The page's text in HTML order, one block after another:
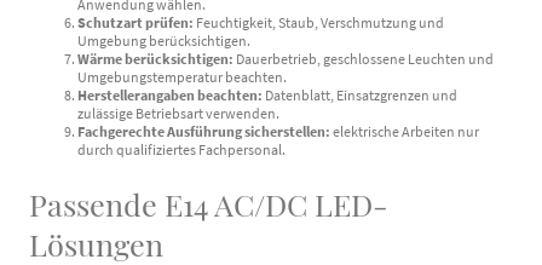
Anwendung wählen.
Schutzart prüfen: Feuchtigkeit, Staub, Verschmutzung und
Umgebung berücksichtigen.
Wärme berücksichtigen: Dauerbetrieb, geschlossene Leuchten und
Umgebungstemperatur beachten.
Herstellerangaben beachten: Datenblatt, Einsatzgrenzen und
zulässige Betriebsart verwenden.
Fachgerechte Ausführung sicherstellen: elektrische Arbeiten nur
durch qualifiziertes Fachpersonal.
Passende E14 AC/DC LED-
Lösungen